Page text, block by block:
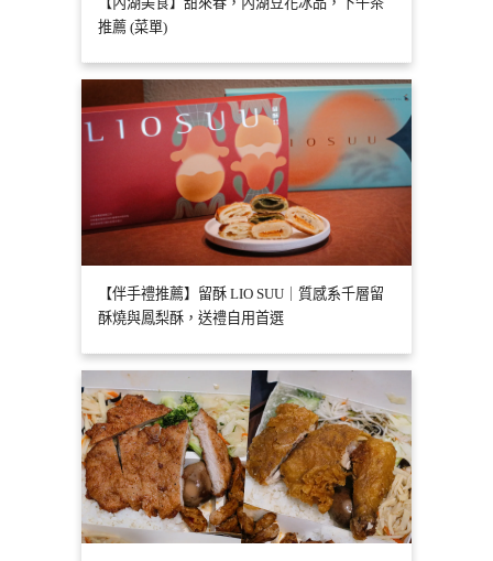
推薦 (菜單)
【伴手禮推薦】留酥 LIO SUU｜質感系千層留
酥燒與鳳梨酥，送禮自用首選